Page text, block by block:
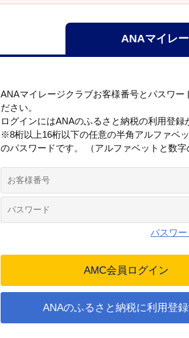
ANAマイレ
ANAマイレージクラブお客様番号とパスワー
ださい。
ログインにはANAのふるさと納税の利用登録
※8桁以上16桁以下の任意の半角アルファベ
のパスワードです。 （アルファベットと数字
パスワ
ANAのふるさと納税に利用登